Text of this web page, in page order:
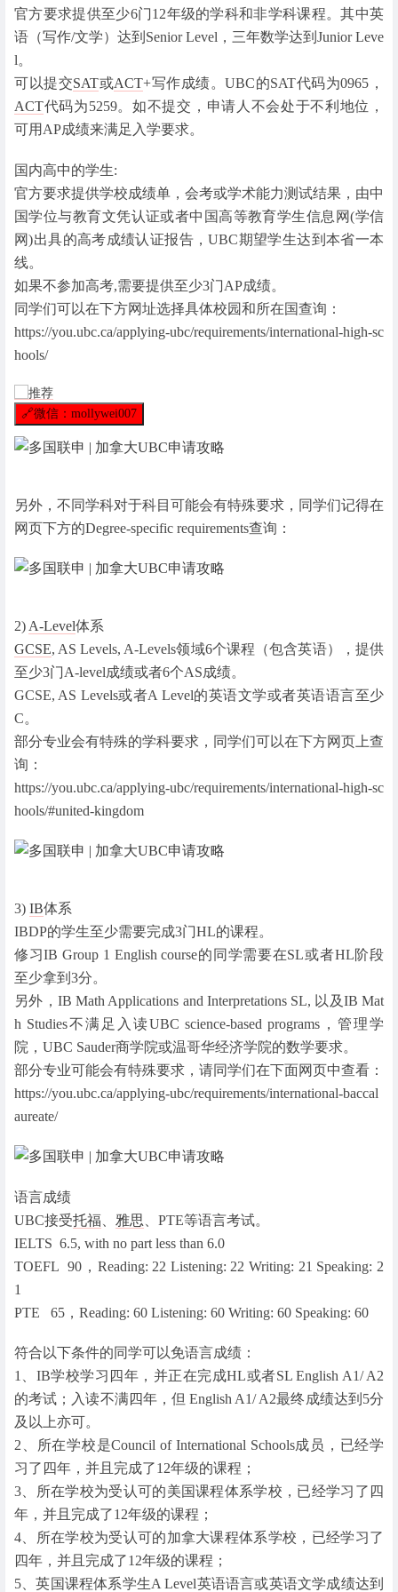
官方要求提供至少6门12年级的学科和非学科课程。其中英
语（写作/文学）达到Senior Level，三年数学达到Junior Leve
l。
可以提交SAT或ACT+写作成绩。UBC的SAT代码为0965，
ACT代码为5259。如不提交，申请人不会处于不利地位，
可用AP成绩来满足入学要求。
国内高中的学生:
官方要求提供学校成绩单，会考或学术能力测试结果，由中
国学位与教育文凭认证或者中国高等教育学生信息网(学信
网)出具的高考成绩认证报告，UBC期望学生达到本省一本
线。
如果不参加高考,需要提供至少3门AP成绩。
同学们可以在下方网址选择具体校园和所在国查询：
https://you.ubc.ca/applying-ubc/requirements/international-high-sc
hools/
🔗微信：mollywei007
另外，不同学科对于科目可能会有特殊要求，同学们记得在
网页下方的Degree-specific requirements查询：
2) A-Level体系
GCSE, AS Levels, A-Levels领域6个课程（包含英语），提供
至少3门A-level成绩或者6个AS成绩。
GCSE, AS Levels或者A Level的英语文学或者英语语言至少
C。
部分专业会有特殊的学科要求，同学们可以在下方网页上查
询：
https://you.ubc.ca/applying-ubc/requirements/international-high-sc
hools/#united-kingdom
3) IB体系
IBDP的学生至少需要完成3门HL的课程。
修习IB Group 1 English course的同学需要在SL或者HL阶段
至少拿到3分。
另外，IB Math Applications and Interpretations SL, 以及IB Mat
h Studies不满足入读UBC science-based programs，管理学
院，UBC Sauder商学院或温哥华经济学院的数学要求。
部分专业可能会有特殊要求，请同学们在下面网页中查看：
https://you.ubc.ca/applying-ubc/requirements/international-baccal
aureate/
语言成绩
UBC接受托福 雅思 、PTE等语言考试。
IELTS 6.5, with no part less than 6.0
TOEFL 90，Reading: 22 Listening: 22 Writing: 21 Speaking: 2
1
PTE 65，Reading: 60 Listening: 60 Writing: 60 Speaking: 60
符合以下条件的同学可以免语言成绩：
1、IB学校学习四年，并正在完成HL或者SL English A1/ A2
的考试；入读不满四年，但 English A1/ A2最终成绩达到5分
及以上亦可。
2、所在学校是Council of International Schools成员，已经学
习了四年，并且完成了12年级的课程；
3、所在学校为受认可的美国课程体系学校，已经学习了四
年，并且完成了12年级的课程；
4、所在学校为受认可的加拿大课程体系学校，已经学习了
四年，并且完成了12年级的课程；
5、英国课程体系学生A Level英语语言或英语文学成绩达到